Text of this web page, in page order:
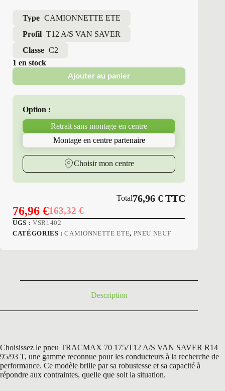
Type CAMIONNETTE ETE
Profil T12 A/S VAN SAVER
Classe C2
1 en stock
Ajouter au panier
Option :
Retrait sans montage en centre
Montage en centre partenaire
Choisir mon centre
Total76,96€ TTC
163,32€
Le
prix
76,96 €Le
prix
UGS : VSR1402
CATÉGORIES :CAMIONNETTE ETE, PNEU NEUF
Description
Choisissez le pneu TRACMAX 70 175/T12 A/S VAN SAVER R14
95/93 T, une gamme reconnue pour les conducteurs à la recherche de
performance. Ce modèle brille par sa robustesse et sa capacité à
répondre aux contraintes, quelle que soit la situation.